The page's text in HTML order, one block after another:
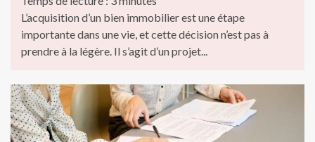
L’acquisition d’un bien immobilier est une étape
importante dans une vie, et cette décision n’est pas à
prendre à la légère. Il s’agit d’un projet...